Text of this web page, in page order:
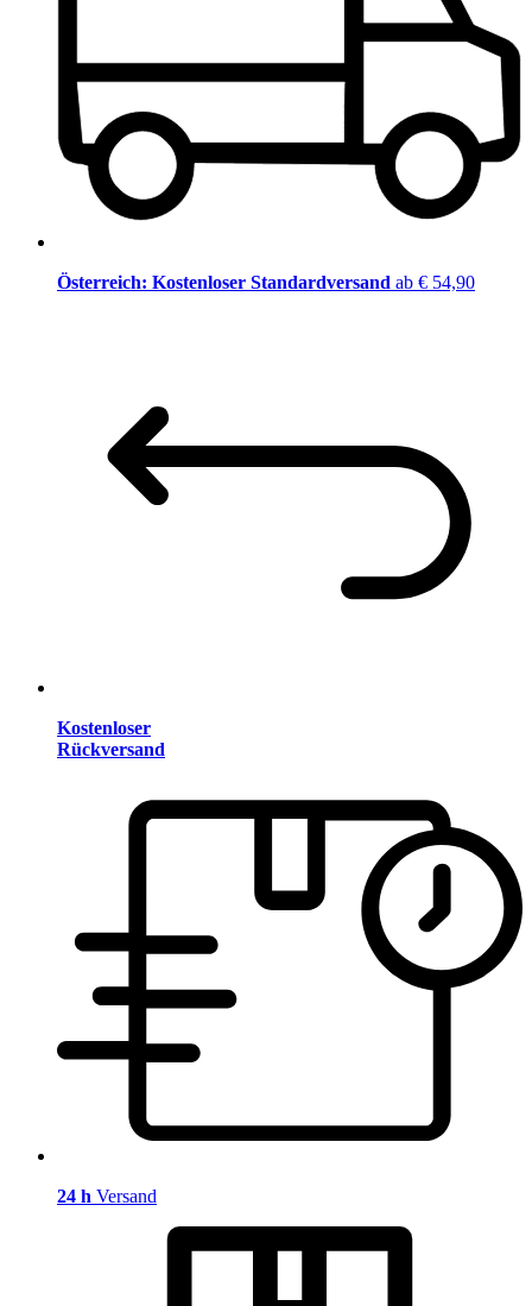
Österreich: Kostenloser Standardversand ab € 54,90
Kostenloser
Rückversand
24 h Versand